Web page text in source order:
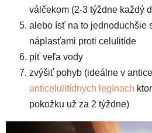
válčekom (2-3 týždne každý
alebo ísť na to jednoduchšie
náplasťami proti celulitíde
piť veľa vody
zvýšiť pohyb (ideálne v
anticelulitídnych legínach
pokožku už za 2 týždne)